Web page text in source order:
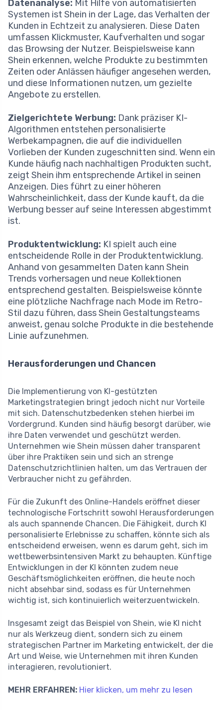
Datenanalyse: Mit Hilfe von automatisierten
Systemen ist Shein in der Lage, das Verhalten der
Kunden in Echtzeit zu analysieren. Diese Daten
umfassen Klickmuster, Kaufverhalten und sogar
das Browsing der Nutzer. Beispielsweise kann
Shein erkennen, welche Produkte zu bestimmten
Zeiten oder Anlässen häufiger angesehen werden,
und diese Informationen nutzen, um gezielte
Angebote zu erstellen.
Zielgerichtete Werbung: Dank präziser KI-
Algorithmen entstehen personalisierte
Werbekampagnen, die auf die individuellen
Vorlieben der Kunden zugeschnitten sind. Wenn ein
Kunde häufig nach nachhaltigen Produkten sucht,
zeigt Shein ihm entsprechende Artikel in seinen
Anzeigen. Dies führt zu einer höheren
Wahrscheinlichkeit, dass der Kunde kauft, da die
Werbung besser auf seine Interessen abgestimmt
ist.
Produktentwicklung: KI spielt auch eine
entscheidende Rolle in der Produktentwicklung.
Anhand von gesammelten Daten kann Shein
Trends vorhersagen und neue Kollektionen
entsprechend gestalten. Beispielsweise könnte
eine plötzliche Nachfrage nach Mode im Retro-
Stil dazu führen, dass Shein Gestaltungsteams
anweist, genau solche Produkte in die bestehende
Linie aufzunehmen.
Herausforderungen und Chancen
Die Implementierung von KI-gestützten
Marketingstrategien bringt jedoch nicht nur Vorteile
mit sich. Datenschutzbedenken stehen hierbei im
Vordergrund. Kunden sind häufig besorgt darüber, wie
ihre Daten verwendet und geschützt werden.
Unternehmen wie Shein müssen daher transparent
über ihre Praktiken sein und sich an strenge
Datenschutzrichtlinien halten, um das Vertrauen der
Verbraucher nicht zu gefährden.
Für die Zukunft des Online-Handels eröffnet dieser
technologische Fortschritt sowohl Herausforderungen
als auch spannende Chancen. Die Fähigkeit, durch KI
personalisierte Erlebnisse zu schaffen, könnte sich als
entscheidend erweisen, wenn es darum geht, sich im
wettbewerbsintensiven Markt zu behaupten. Künftige
Entwicklungen in der KI könnten zudem neue
Geschäftsmöglichkeiten eröffnen, die heute noch
nicht absehbar sind, sodass es für Unternehmen
wichtig ist, sich kontinuierlich weiterzuentwickeln.
Insgesamt zeigt das Beispiel von Shein, wie KI nicht
nur als Werkzeug dient, sondern sich zu einem
strategischen Partner im Marketing entwickelt, der die
Art und Weise, wie Unternehmen mit ihren Kunden
interagieren, revolutioniert.
MEHR ERFAHREN: Hier klicken, um mehr zu lesen